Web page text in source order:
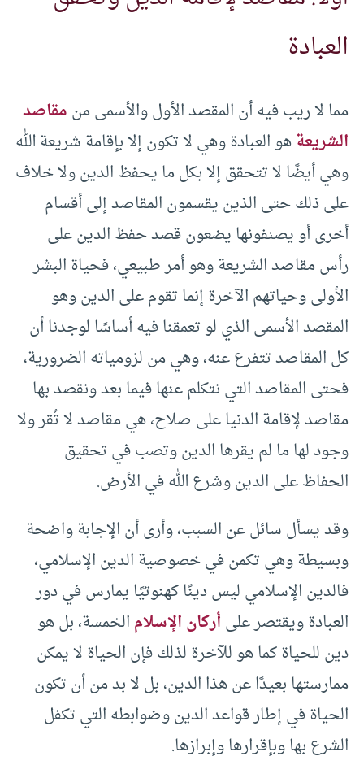
العبادة
مما لا ريب فيه أن المقصد الأول والأسمى منمقاصد
الشريعةهو العبادة وهي لا تكون إلا بإقامة شريعة الله
وهي أيضًا لا تتحقق إلا بكل ما يحفظ الدين ولا خلاف
على ذلك حتى الذين يقسمون المقاصد إلى أقسام
أخرى أو يصنفونها يضعون قصد حفظ الدين على
رأس مقاصد الشريعة وهو أمر طبيعي، فحياة البشر
الأولى وحياتهم الآخرة إنما تقوم على الدين وهو
المقصد الأسمى الذي لو تعمقنا فيه أساسًا لوجدنا أن
كل المقاصد تتفرع عنه، وهي من لزومياته الضرورية،
فحتى المقاصد التي نتكلم عنها فيما بعد ونقصد بها
مقاصد لإقامة الدنيا على صلاح، هي مقاصد لا تُقر ولا
وجود لها ما لم يقرها الدين وتصب في تحقيق
الحفاظ على الدين وشرع الله في الأرض.
وقد يسأل سائل عن السبب، وأرى أن الإجابة واضحة
وبسيطة وهي تكمن في خصوصية الدين الإسلامي،
فالدين الإسلامي ليس دينًا كهنوتيًا يمارس في دور
العبادة ويقتصر علىأركان الإسلامالخمسة، بل هو
دين للحياة كما هو للآخرة لذلك فإن الحياة لا يمكن
ممارستها بعيدًا عن هذا الدين، بل لا بد من أن تكون
الحياة في إطار قواعد الدين وضوابطه التي تكفل
الشرع بها وبإقرارها وإبرازها.